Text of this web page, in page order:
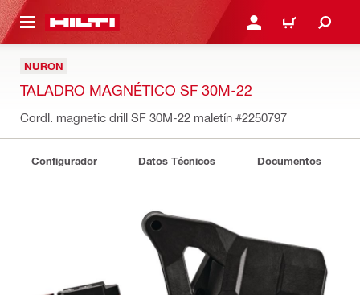
PRINCIPAL INICIE SESIÓN O
CARRITO
NURON
TALADRO MAGNÉTICO SF 30M-22
Cordl. magnetic drill SF 30M-22 maletín #2250797
Configurador Datos Técnicos Documentos